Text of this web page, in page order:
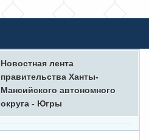
Новостная лента
правительства Ханты-
Мансийского автономного
округа - Югры